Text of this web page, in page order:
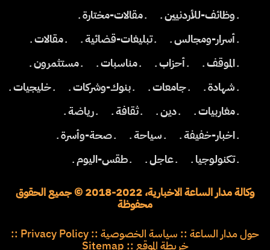
ـ وظائف-للأردنيين ـ
ـ مقالات-مختارة ـ
ـ أسرار-ومجالس ـ
ـ تبليغات-قضائية ـ
ـ مقالات ـ
ـ الموقف ـ
ـ أحزاب ـ ـ مناسبات ـ
ـ مستثمرون ـ
ـ شهادة ـ
ـ جامعات ـ ـ بنوك-وشركات ـ
ـ خليجيات ـ
ـ مغاربيات ـ
ـ دين ـ ـ ثقافة ـ
ـ رياضة ـ
ـ اخبار-خفيفة ـ
ـ سياحة ـ
ـ صحة-وأسرة ـ
ـ تكنولوجيا ـ
ـ عاجل ـ ـ طقس-اليوم ـ
وكالة مدار الساعة الاخبارية، 2022-2018 © جميع الحقوق
محفوظة
حول مدار الساعة :: سياسة الخصوصية ::
Privacy Policy
::
خريطة الموقع ::
Sitemap